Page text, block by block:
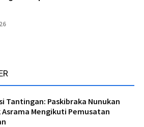
Tantingan: Paskibraka Nunukan
Asrama Mengikuti Pemusatan